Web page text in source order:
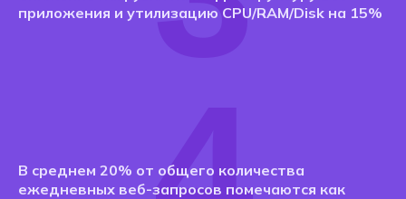
приложения и утилизацию CPU/RAM/Disk на 15%
В среднем 20% от общего количества
ежедневных веб-запросов помечаются как